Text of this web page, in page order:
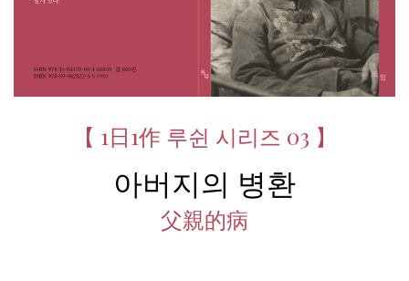
【 1日1作 루쉰 시리즈 03 】
아버지의 병환
父親的病